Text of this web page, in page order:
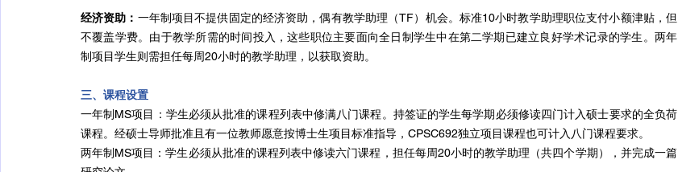
经济资助： 一年制项目不提供固定的经济资助，偶有教学助理（TF）机会。标准10小时教学助理职位支付小额津贴，但
不覆盖学费。由于教学所需的时间投入，这些职位主要面向全日制学生中在第二学期已建立良好学术记录的学生。两年
制项目学生则需担任每周20小时的教学助理，以获取资助。
三、课程设置
一年制MS项目：学生必须从批准的课程列表中修满八门课程。持签证的学生每学期必须修读四门计入硕士要求的全负荷
课程。经硕士导师批准且有一位教师愿意按博士生项目标准指导，CPSC692独立项目课程也可计入八门课程要求。
两年制MS项目：学生必须从批准的课程列表中修读六门课程，担任每周20小时的教学助理（共四个学期），并完成一篇